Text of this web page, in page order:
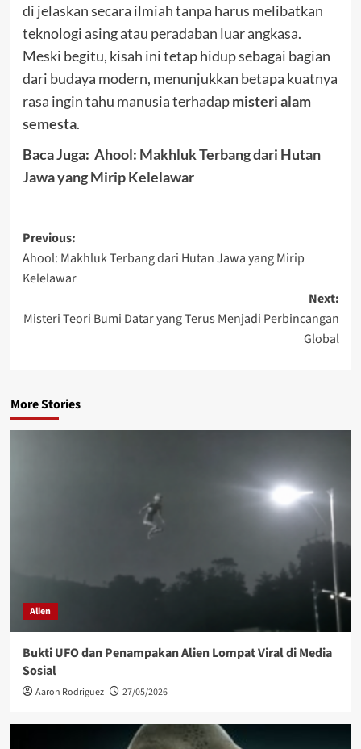
di jelaskan secara ilmiah tanpa harus melibatkan
teknologi asing atau peradaban luar angkasa.
Meski begitu, kisah ini tetap hidup sebagai bagian
dari budaya modern, menunjukkan betapa kuatnya
rasa ingin tahu manusia terhadapmisteri alam
semesta.
Baca Juga: Ahool: Makhluk Terbang dari Hutan
Jawa yang Mirip Kelelawar
Post
navigation
Previous:
Ahool: Makhluk Terbang dari Hutan Jawa yang Mirip
Kelelawar
Next:
Misteri Teori Bumi Datar yang Terus Menjadi Perbincangan
Global
More Stories
Alien
Bukti UFO dan Penampakan Alien Lompat Viral di Media
Sosial
Aaron Rodriguez 27/05/2026